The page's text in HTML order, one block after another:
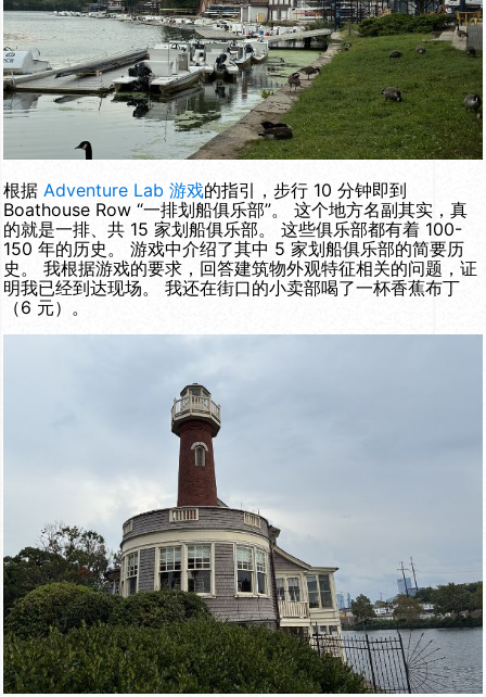
根据Adventure Lab 游戏的指引，步行 10 分钟即到
Boathouse Row “一排划船俱乐部”。 这个地方名副其实，真
的就是一排、共 15 家划船俱乐部。 这些俱乐部都有着 100-
150 年的历史。 游戏中介绍了其中 5 家划船俱乐部的简要历
史。 我根据游戏的要求，回答建筑物外观特征相关的问题，证
明我已经到达现场。 我还在街口的小卖部喝了一杯香蕉布丁
（6 元）。